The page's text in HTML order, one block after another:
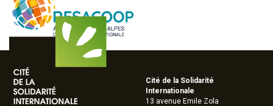
Cité de la Solidarité
Internationale
13 avenue Emile Zola